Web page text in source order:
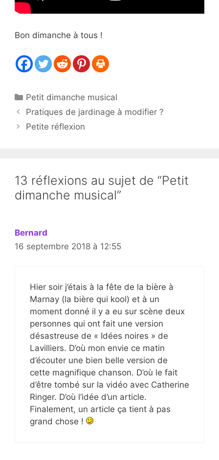
Bon dimanche à tous !
Catégories
Petit dimanche musical
Pratiques de jardinage à modifier ?
Petite réflexion
13 réflexions au sujet de “Petit
dimanche musical”
Bernard
16 septembre 2018 à 12:55
Hier soir j’étais à la fête de la bière à
Marnay (la bière qui kool) et à un
moment donné il y a eu sur scène deux
personnes qui ont fait une version
désastreuse de « Idées noires » de
Lavilliers. D’où mon envie ce matin
d’écouter une bien belle version de
cette magnifique chanson. D’où le fait
d’être tombé sur la vidéo avec Catherine
Ringer. D’où l’idée d’un article.
Finalement, un article ça tient à pas
grand chose !